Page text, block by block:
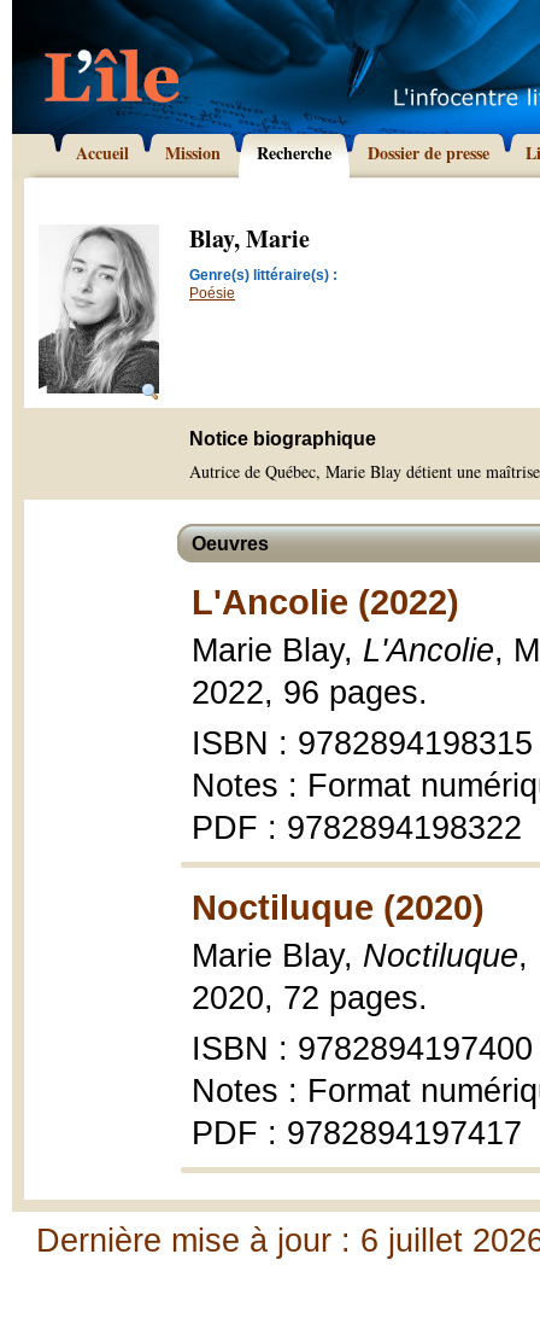
Accueil Mission Recherche Dossier de presse
Blay, Marie
Genre(s) littéraire(s) :
Poésie
Notice biographique
Autrice de Québec, Marie Blay détient une
Oeuvres
L'Ancolie (2022)
Marie Blay, L'Ancolie,
2022, 96 pages.
ISBN : 9782894198315
Notes : Format
PDF : 9782894198322
Noctiluque (2020)
Marie Blay, Noctiluque,
2020, 72 pages.
ISBN : 9782894197400
Notes : Format
PDF : 9782894197417
Dernière mise à jour : 6 juillet